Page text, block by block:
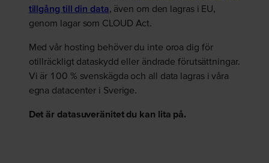
tillgång till din data, även om den lagras i EU,
genom lagar som CLOUD Act.
Med vår hosting behöver du inte oroa dig för
otillräckligt dataskydd eller ändrade förutsättningar.
Vi är 100 % svenskägda och all data lagras i våra
egna datacenter i Sverige.
Det är datasuveränitet du kan lita på.